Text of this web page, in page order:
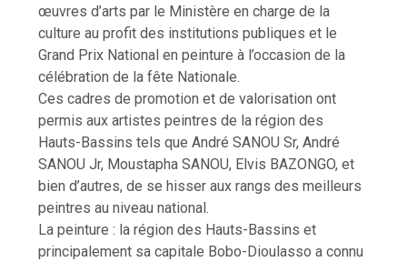
œuvres d’arts par le Ministère en charge de la
culture au profit des institutions publiques et le
Grand Prix National en peinture à l’occasion de la
célébration de la fête Nationale.
Ces cadres de promotion et de valorisation ont
permis aux artistes peintres de la région des
Hauts-Bassins tels que André SANOU Sr, André
SANOU Jr, Moustapha SANOU, Elvis BAZONGO, et
bien d’autres, de se hisser aux rangs des meilleurs
peintres au niveau national.
La peinture : la région des Hauts-Bassins et
principalement sa capitale Bobo-Dioulasso a connu